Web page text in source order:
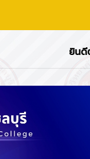
ยินดีต้อนรับสู่งานวิทย